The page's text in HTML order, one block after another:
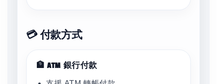
💳 付款方式
🏦 ATM 銀行付款